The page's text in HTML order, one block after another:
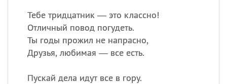
Тебе тридцатник — это классно!
Отличный повод погудеть.
Ты годы прожил не напрасно,
Друзья, любимая — все есть.
Пускай дела идут все в гору.